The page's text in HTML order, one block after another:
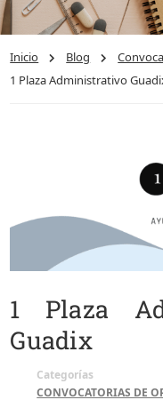
Inicio Blog
1 Plaza Administrativo
1 Plaza
Guadix
Categorías
CONVOCATORIAS DE